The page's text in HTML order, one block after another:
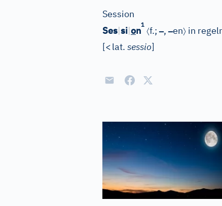
Session
Ses|si|on
1 〈f.;–,–en〉 in
[<lat. sessio]